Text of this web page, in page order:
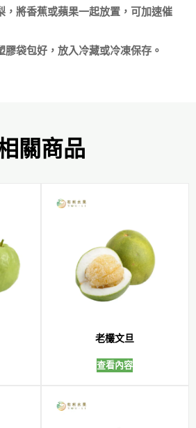
，將香蕉或蘋果一起放置，可加速催
關商品
老欉文旦
查看內容